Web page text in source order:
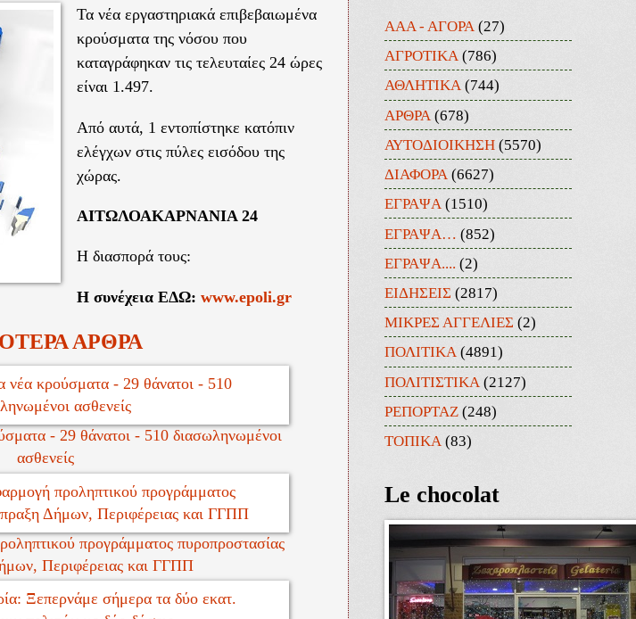
Τα νέα εργαστηριακά επιβεβαιωμένα
κρούσματα της νόσου που
καταγράφηκαν τις τελευταίες 24 ώρες
είναι 1.497.
Από αυτά, 1 εντοπίστηκε κατόπιν
ελέγχων στις πύλες εισόδου της
χώρας.
ΑΙΤΩΛΟΑΚΑΡΝΑΝΙΑ 24
Η διασπορά τους:
Η συνέχεια ΕΔΩ:www.epoli.gr
ΑΡΘΡΑ
- 29 θάνατοι - 510 διασωληνωμένοι
ασθενείς
προγράμματος πυροπροστασίας
Περιφέρειας και ΓΓΠΠ
ΑΑΑ - ΑΓΟΡΑ (27)
ΑΓΡΟΤΙΚΑ (786)
ΑΘΛΗΤΙΚΑ (744)
ΑΡΘΡΑ (678)
ΑΥΤΟΔΙΟΙΚΗΣΗ (5570)
ΔΙΑΦΟΡΑ (6627)
ΕΓΡΑΨΑ (1510)
ΕΓΡΑΨΑ… (852)
ΕΓΡΑΨΑ.... (2)
ΕΙΔΗΣΕΙΣ (2817)
ΜΙΚΡΕΣ ΑΓΓΕΛΙΕΣ (2)
ΠΟΛΙΤΙΚΑ (4891)
ΠΟΛΙΤΙΣΤΙΚΑ (2127)
ΡΕΠΟΡΤΑΖ (248)
ΤΟΠΙΚΑ (83)
Le chocolat